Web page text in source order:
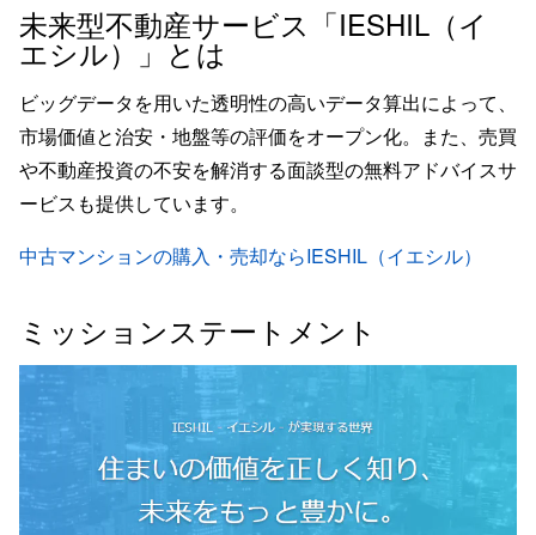
未来型不動産サービス「IESHIL（イ
エシル）」とは
ビッグデータを用いた透明性の高いデータ算出によって、
市場価値と治安・地盤等の評価をオープン化。また、売買
や不動産投資の不安を解消する面談型の無料アドバイスサ
ービスも提供しています。
中古マンションの購入・売却ならIESHIL（イエシル）
ミッションステートメント